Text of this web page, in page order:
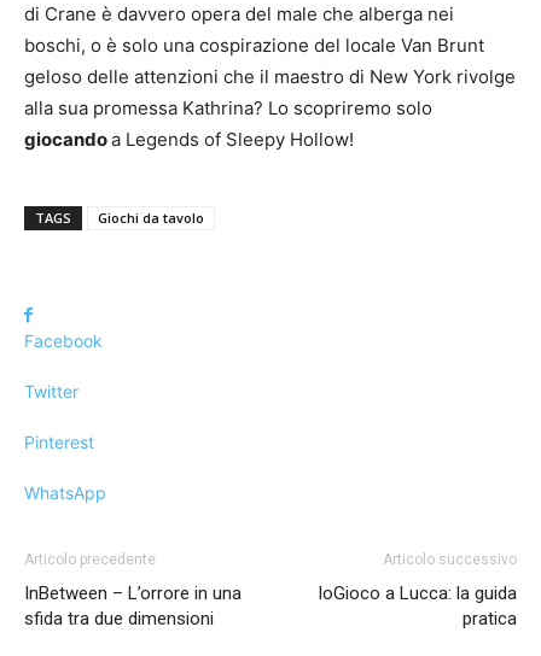
di Crane è davvero opera del male che alberga nei
boschi, o è solo una cospirazione del locale Van Brunt
geloso delle attenzioni che il maestro di New York rivolge
alla sua promessa Kathrina? Lo scopriremo solo
giocandoa Legends of Sleepy Hollow!
TAGS Giochi da tavolo
Facebook
Twitter
Pinterest
WhatsApp
Articolo precedente
InBetween – L’orrore in una
sfida tra due dimensioni
Articolo successivo
IoGioco a Lucca: la guida
pratica